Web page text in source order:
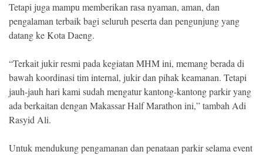
Tetapi juga mampu memberikan rasa nyaman, aman, dan
pengalaman terbaik bagi seluruh peserta dan pengunjung yang
datang ke Kota Daeng.
“Terkait jukir resmi pada kegiatan MHM ini, memang berada di
bawah koordinasi tim internal, jukir dan pihak keamanan. Tetapi
jauh-jauh hari kami sudah mengatur kantong-kantong parkir yang
ada berkaitan dengan Makassar Half Marathon ini,” tambah Adi
Rasyid Ali.
Untuk mendukung pengamanan dan penataan parkir selama event